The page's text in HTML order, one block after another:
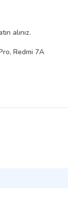
alınız.
Redmi 7A